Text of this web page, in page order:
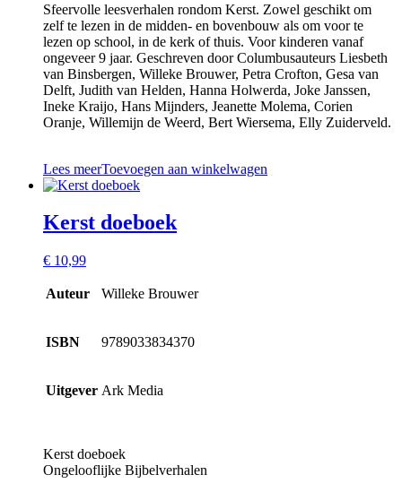
Sfeervolle leesverhalen rondom Kerst. Zowel geschikt om
zelf te lezen in de midden- en bovenbouw als om voor te
lezen op school, in de kerk of thuis. Voor kinderen vanaf
ongeveer 9 jaar. Geschreven door Columbusauteurs Liesbeth
van Binsbergen, Willeke Brouwer, Petra Crofton, Gesa van
Delft, Judith van Helden, Hanna Holwerda, Joke Janssen,
Ineke Kraijo, Hans Mijnders, Jeanette Molema, Corien
Oranje, Willemijn de Weerd, Bert Wiersema, Elly Zuiderveld.
Lees meerToevoegen aan winkelwagen
Kerst doeboek
€ 10,99
Auteur Willeke Brouwer
ISBN 9789033834370
Uitgever Ark Media
Kerst doeboek
Ongelooflijke Bijbelverhalen